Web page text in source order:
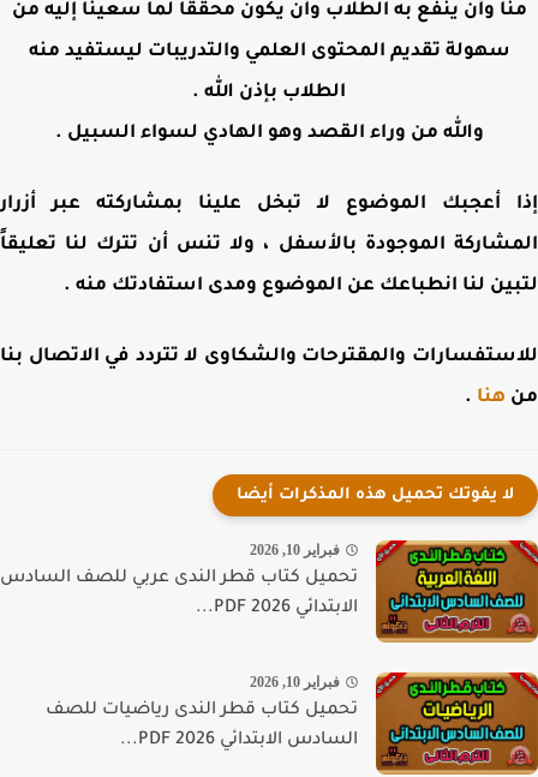
وأن ينفع به الطلاب وأن يكون محققا لما سعينا إليه من
سهولة تقديم المحتوى العلمي والتدريبات ليستفيد منه
الطلاب بإذن الله .
والله من وراء القصد وهو الهادي لسواء السبيل .
أعجبك الموضوع لا تبخل علينا بمشاركته عبر أزرار
الموجودة بالأسفل ، ولا تنس أن تترك لنا تعليقاً
لنا انطباعك عن الموضوع ومدى استفادتك منه .
والمقترحات والشكاوى لا تتردد في الاتصال بنا
هنا.
لا يفوتك تحميل هذه المذكرات أيضا
فبراير 10, 2026
تحميل كتاب قطر الندى عربي للصف السادس
الابتدائي PDF 2026...
فبراير 10, 2026
تحميل كتاب قطر الندى رياضيات للصف
السادس الابتدائي PDF 2026...